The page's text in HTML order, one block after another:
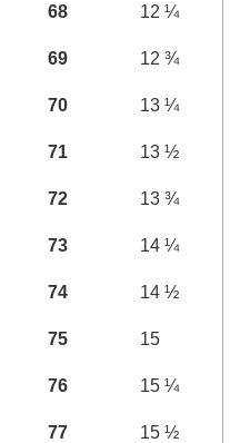
68 12 ¼
69 12 ¾
70 13 ¼
71 13 ½
72 13 ¾
73 14 ¼
74 14 ½
75 15
76 15 ¼
77 15 ½